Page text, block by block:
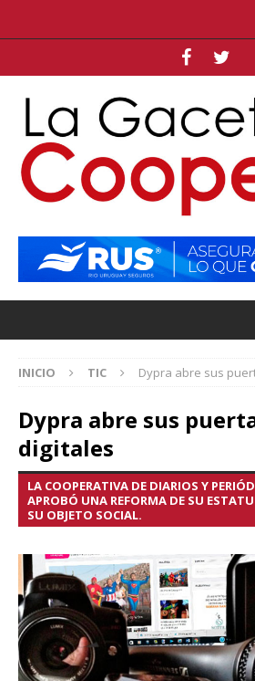
INICIO TIC Dypra abre sus
Dypra abre sus
digitales
LA COOPERATIVA DE DIARIOS Y
APROBÓ UNA REFORMA DE SU
SU OBJETO SOCIAL.